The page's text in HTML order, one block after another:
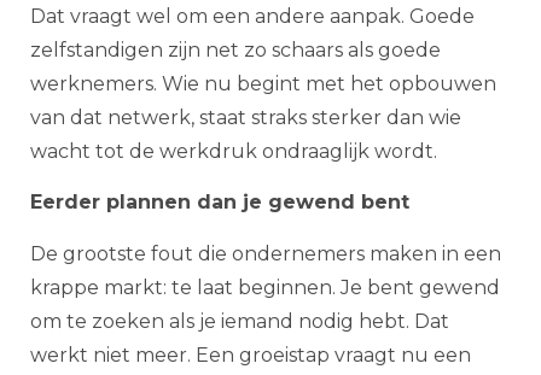
Dat vraagt wel om een andere aanpak. Goede
zelfstandigen zijn net zo schaars als goede
werknemers. Wie nu begint met het opbouwen
van dat netwerk, staat straks sterker dan wie
wacht tot de werkdruk ondraaglijk wordt.
Eerder plannen dan je gewend bent
De grootste fout die ondernemers maken in een
krappe markt: te laat beginnen. Je bent gewend
om te zoeken als je iemand nodig hebt. Dat
werkt niet meer. Een groeistap vraagt nu een